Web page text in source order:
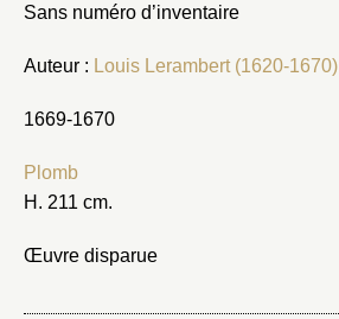
Sans numéro d’inventaire
Auteur : Louis Lerambert (1620-1670)
1669-1670
Plomb
H. 211 cm.
Œuvre disparue